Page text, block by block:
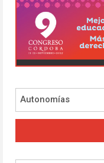
Autonomías